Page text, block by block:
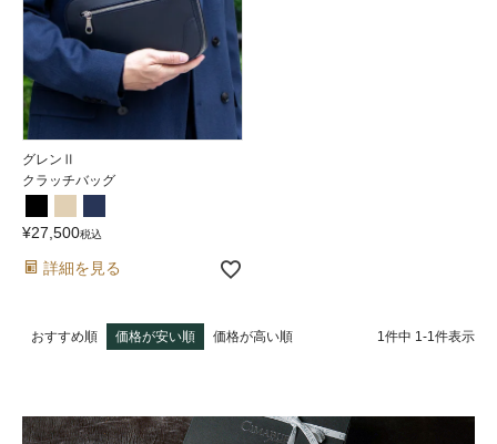
グレンⅡ
クラッチバッグ
¥27,500税込
詳細を見る
おすすめ順 価格が安い順 価格が高い順 1 件中 1 -1 件表示